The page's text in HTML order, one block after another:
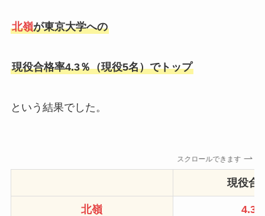
北嶺が東京大学への
現役合格率4.3％（現役5名）でトップ
という結果でした。
スクロールできます
現役合
北嶺 4.3